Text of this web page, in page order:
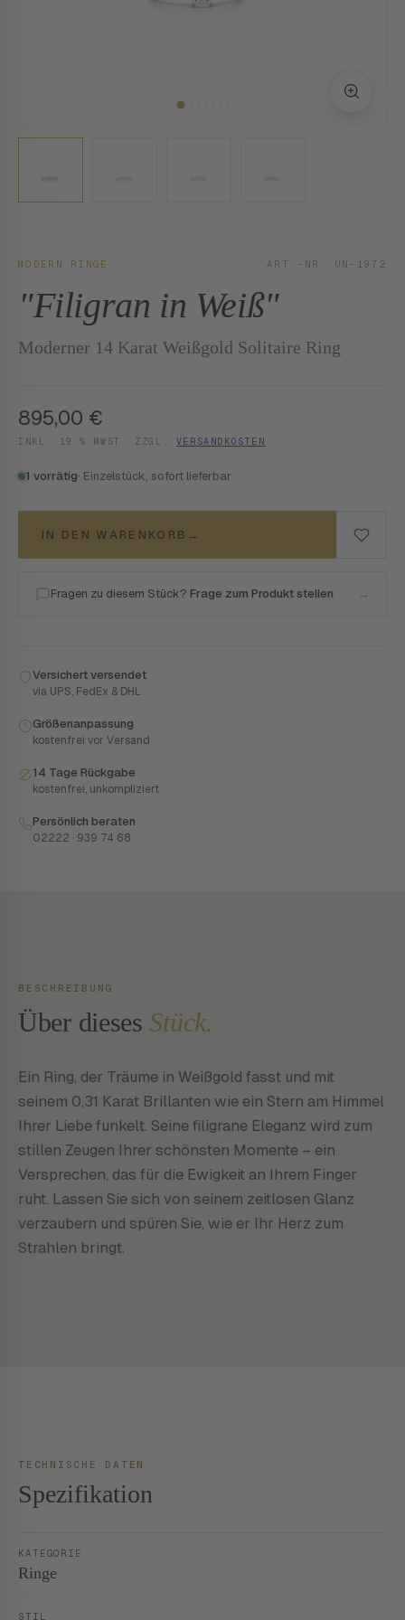
MODERN RINGE ART.-NR. UN-1972
"Filigran in Weiß"
Moderner 14 Karat Weißgold Solitaire Ring
895,00 €
INKL. 19 % MWST. ZZGL. VERSANDKOSTEN
1 vorrätig· Einzelstück, sofort lieferbar
IN DEN WARENKORB →
Fragen zu diesem Stück? Frage zum Produkt stellen →
Versichert versendet
via UPS, FedEx & DHL
Größenanpassung
kostenfrei vor Versand
14 Tage Rückgabe
kostenfrei, unkompliziert
Persönlich beraten
02222 · 939 74 68
BESCHREIBUNG
Über dieses Stück.
Ein Ring, der Träume in Weißgold fasst und mit
seinem 0,31 Karat Brillanten wie ein Stern am Himmel
Ihrer Liebe funkelt. Seine filigrane Eleganz wird zum
stillen Zeugen Ihrer schönsten Momente – ein
Versprechen, das für die Ewigkeit an Ihrem Finger
ruht. Lassen Sie sich von seinem zeitlosen Glanz
verzaubern und spüren Sie, wie er Ihr Herz zum
Strahlen bringt.
TECHNISCHE DATEN
Spezifikation
KATEGORIE
Ringe
STIL